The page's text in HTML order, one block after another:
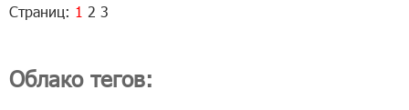
Страниц: 1 2 3
Облако тегов: